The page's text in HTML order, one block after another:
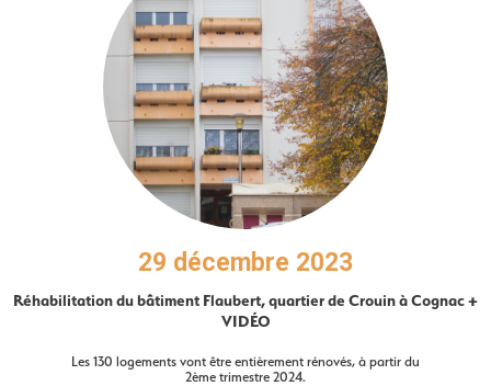
29 décembre 2023
Réhabilitation du bâtiment Flaubert, quartier de Crouin à Cognac +
VIDÉO
Les 130 logements vont être entièrement rénovés, à partir du
2ème trimestre 2024.